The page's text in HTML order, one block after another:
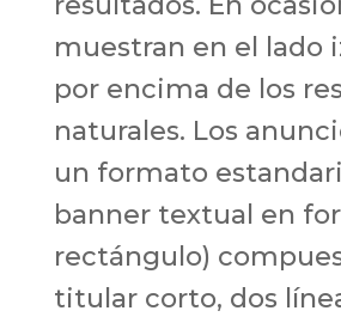
muestran en el lado
por encima de los
naturales. Los
un formato
banner textual en
rectángulo)
titular corto, dos